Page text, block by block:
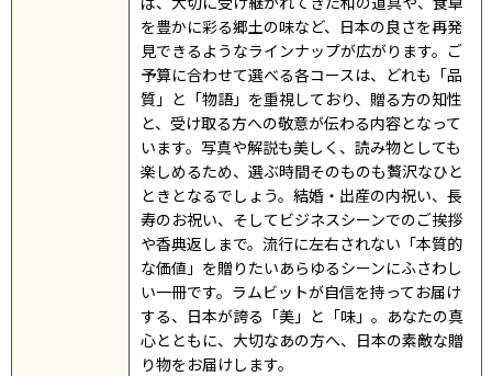
を豊かに彩る郷土の味など、日本の良さを再発
見できるようなラインナップが広がります。ご
予算に合わせて選べる各コースは、どれも「品
質」と「物語」を重視しており、贈る方の知性
と、受け取る方への敬意が伝わる内容となって
います。写真や解説も美しく、読み物としても
楽しめるため、選ぶ時間そのものも贅沢なひと
ときとなるでしょう。結婚・出産の内祝い、長
寿のお祝い、そしてビジネスシーンでのご挨拶
や香典返しまで。流行に左右されない「本質的
な価値」を贈りたいあらゆるシーンにふさわし
い一冊です。ラムビットが自信を持ってお届け
する、日本が誇る「美」と「味」。あなたの真
心とともに、大切なあの方へ、日本の素敵な贈
り物をお届けします。